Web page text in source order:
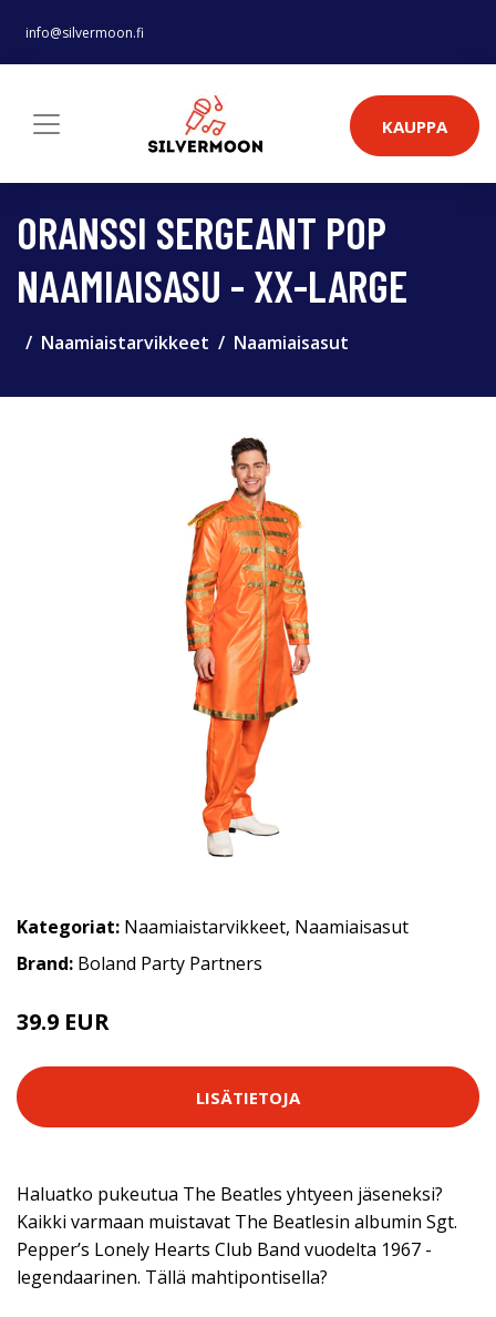
info@silvermoon.fi
KAUPPA
ORANSSI SERGEANT POP
NAAMIAISASU - XX-LARGE
Naamiaistarvikkeet Naamiaisasut
Kategoriat: Naamiaistarvikkeet, Naamiaisasut
Brand: Boland Party Partners
39.9 EUR
LISÄTIETOJA
Haluatko pukeutua The Beatles yhtyeen jäseneksi?
Kaikki varmaan muistavat The Beatlesin albumin Sgt.
Pepper’s Lonely Hearts Club Band vuodelta 1967 -
legendaarinen. Tällä mahtipontisella?